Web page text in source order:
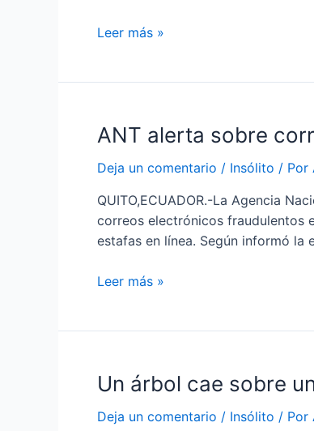
23
de
terremotos
Leer más »
ANT alerta sobre
Deja un comentario / Insólito / Por
QUITO,ECUADOR.-La Agencia
correos electrónicos fraudulentos
estafas en línea. Según informó la
ANT
sobre
falsos
que
usan
nombre
cometer
en
línea
Leer más »
Un árbol cae sobre
Deja un comentario / Insólito / Por
Un
cae